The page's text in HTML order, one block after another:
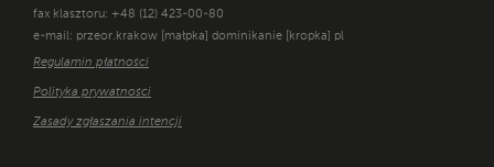
fax klasztoru: +48 (12) 423-00-80
e-mail: przeor.krakow [małpka] dominikanie [kropka] pl
Regulamin płatności
Polityka prywatności
Zasady zgłaszania intencji